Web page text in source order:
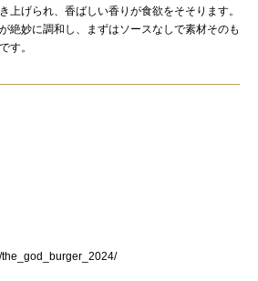
上げられ、香ばしい香りが食欲をそそります。
絶妙に調和し、まずはソースなしで素材そのも
す。